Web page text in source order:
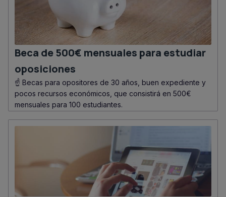
Beca de 500€ mensuales para estudiar
oposiciones
☝️ Becas para opositores de 30 años, buen expediente y
pocos recursos económicos, que consistirá en 500€
mensuales para 100 estudiantes.